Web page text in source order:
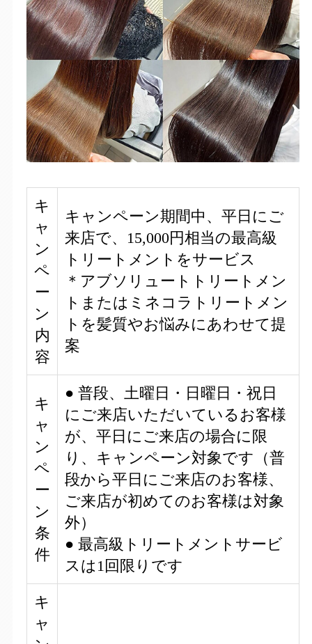
キ
ャ
ン
ペ
ー
ン
内
容
キャンペーン期間中、平日にご
来店で、15,000円相当の最高級
トリートメントをサービス
＊アブソリュートトリートメン
トまたはミネコラトリートメン
トを髪質やお悩みにあわせて提
案
キ
ャ
ン
ペ
ー
ン
条
件
● 普段、土曜日・日曜日・祝日
にご来店いただいているお客様
が、平日にご来店の場合に限
り、キャンペーン対象です（普
段から平日にご来店のお客様、
ご来店が初めてのお客様は対象
外）
● 最高級トリートメントサービ
スは1回限りです
キ
ャ